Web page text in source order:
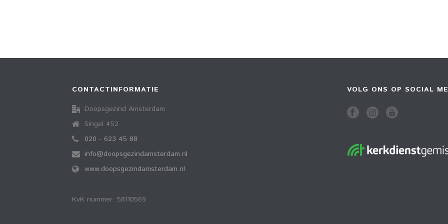
CONTACTINFORMATIE
Doopsgezind Amsterdam
Singel 452
020 - 623 45 88
info@doopsgezindamsterdam.nl
www.doopsgezindamsterdam.nl
KvK nummer: 58110569
VOLG ONS OP SOCIAL